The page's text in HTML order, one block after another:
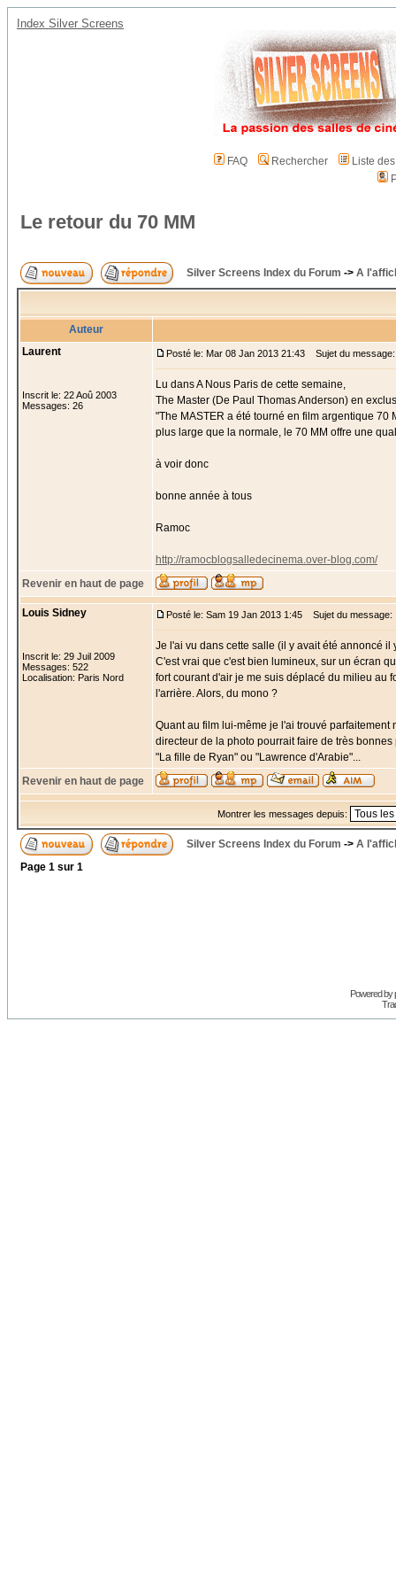
Index Silver Screens
FAQ Rechercher
Liste
Le retour du 70 MM
Silver Screens Index du Forum -> A
Auteur
Laurent
Inscrit le: 22 Aoû 2003
Messages: 26
Posté le: Mar 08 Jan 2013 21:43 Sujet du
Lu dans A Nous Paris de cette semaine,
The Master (De Paul Thomas Anderson) en
"The MASTER a été tourné en film argentique
plus large que la normale, le 70 MM offre une
à voir donc
bonne année à tous
Ramoc
http://ramocblogsalledecinema.over-blog.com/
Revenir en haut de page
Louis Sidney
Inscrit le: 29 Juil 2009
Messages: 522
Localisation: Paris Nord
Posté le: Sam 19 Jan 2013 1:45 Sujet du message:
Je l'ai vu dans cette salle (il y avait été annoncé il
C'est vrai que c'est bien lumineux, sur un écran
fort courant d'air je me suis déplacé du milieu au
l'arrière. Alors, du mono ?
Quant au film lui-même je l'ai trouvé
directeur de la photo pourrait faire de très
"La fille de Ryan" ou "Lawrence d'Arabie"...
Revenir en haut de page
Montrer les messages depuis:
Silver Screens Index du Forum -> A
Page 1 sur 1
Powered by